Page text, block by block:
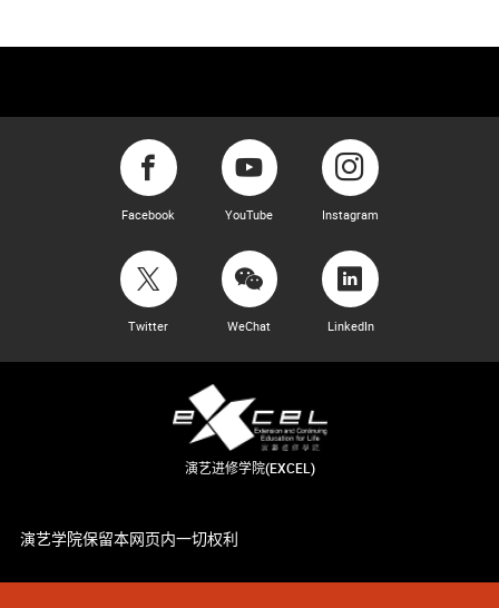
Facebook YouTube Instagram
Twitter WeChat LinkedIn
演艺进修学院(EXCEL)
演艺学院保留本网页内一切权利